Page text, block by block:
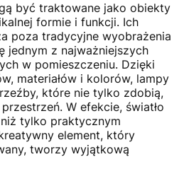
być traktowane jako obiekty
formie i funkcji. Ich
poza tradycyjne wyobrażenia
jednym z najważniejszych
w pomieszczeniu. Dzięki
materiałów i kolorów, lampy
które nie tylko zdobią,
W efekcie, światło
tylko praktycznym
element, który
tworzy wyjątkową